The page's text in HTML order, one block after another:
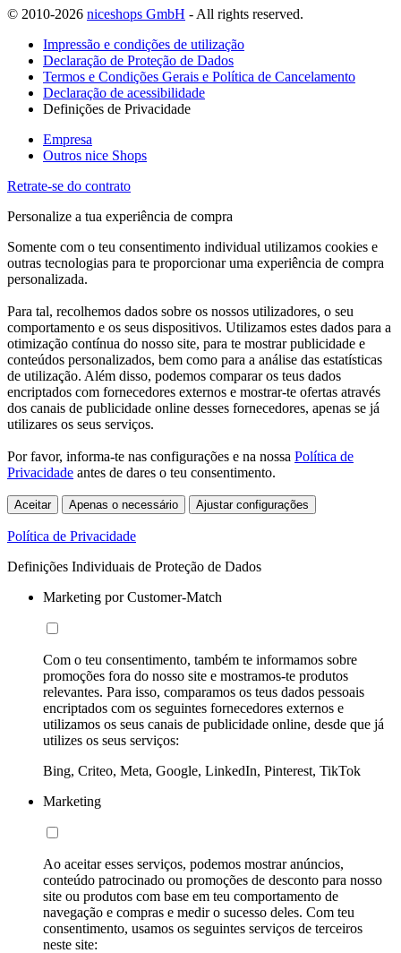
© 2010-2026 niceshops GmbH - All rights reserved.
Impressão e condições de utilização
Declaração de Proteção de Dados
Termos e Condições Gerais e Política de Cancelamento
Declaração de acessibilidade
Definições de Privacidade
Empresa
Outros nice Shops
Retrate-se do contrato
Personalize a tua experiência de compra
Somente com o teu consentimento individual utilizamos cookies e
outras tecnologias para te proporcionar uma experiência de compra
personalizada.
Para tal, recolhemos dados sobre os nossos utilizadores, o seu
comportamento e os seus dispositivos. Utilizamos estes dados para a
otimização contínua do nosso site, para te mostrar publicidade e
conteúdos personalizados, bem como para a análise das estatísticas
de utilização. Além disso, podemos comparar os teus dados
encriptados com fornecedores externos e mostrar-te ofertas através
dos canais de publicidade online desses fornecedores, apenas se já
utilizares os seus serviços.
Por favor, informa-te nas configurações e na nossa Política de
Privacidade antes de dares o teu consentimento.
Aceitar Apenas o necessário Ajustar configurações
Política de Privacidade
Definições Individuais de Proteção de Dados
Marketing por Customer-Match
Com o teu consentimento, também te informamos sobre
promoções fora do nosso site e mostramos-te produtos
relevantes. Para isso, comparamos os teus dados pessoais
encriptados com os seguintes fornecedores externos e
utilizamos os seus canais de publicidade online, desde que já
utilizes os seus serviços:
Bing, Criteo, Meta, Google, LinkedIn, Pinterest, TikTok
Marketing
Ao aceitar esses serviços, podemos mostrar anúncios,
conteúdo patrocinado ou promoções de desconto para nosso
site ou produtos com base em teu comportamento de
navegação e compras e medir o sucesso deles. Com teu
consentimento, usamos os seguintes serviços de terceiros
neste site: